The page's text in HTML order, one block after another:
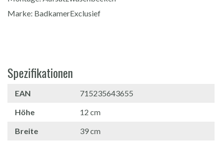
Marke: BadkamerExclusief
Spezifikationen
EAN
715235643655
Höhe
12 cm
Breite
39 cm